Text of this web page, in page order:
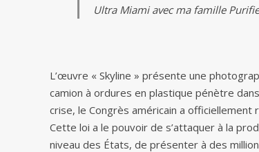
Ultra Miami avec ma famille
L’œuvre « Skyline » présente une
camion à ordures en plastique pénètre
crise, le Congrès américain a
Cette loi a le pouvoir de s’attaquer à la
niveau des États, de présenter à des